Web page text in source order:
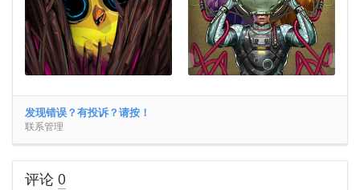
发现错误？有投诉？请按！
联系管理
评论 0